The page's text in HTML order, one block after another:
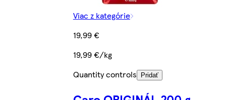
Viac z kategórie
19,99 €
19,99 €/kg
Quantity controls
Pridať